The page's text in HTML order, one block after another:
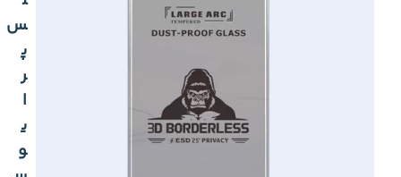
س
پ
ر
ا
ی
و